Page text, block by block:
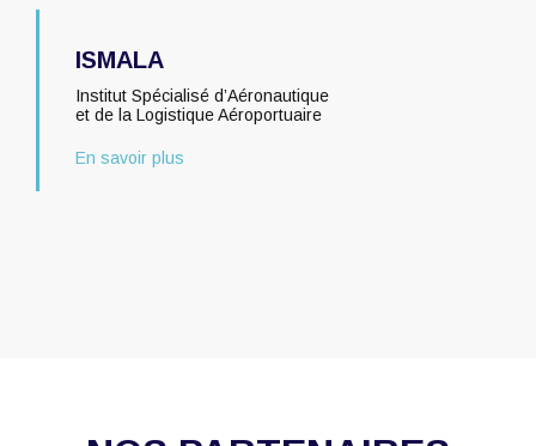
ISMALA
Institut Spécialisé d’Aéronautique
et de la Logistique Aéroportuaire
En savoir plus